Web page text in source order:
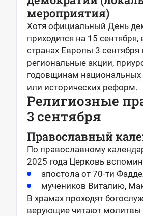
мероприятия)
Хотя официальный День
приходится на 15
странах Европы 3 сентября
региональные акции,
годовщинам национальных
или исторических реформ.
Религиозные
3 сентября
Православный
По православному
2025 года Церковь
апостола от 70-ти
мучеников Виталию,
В храмах проходят
верующие читают молитвы